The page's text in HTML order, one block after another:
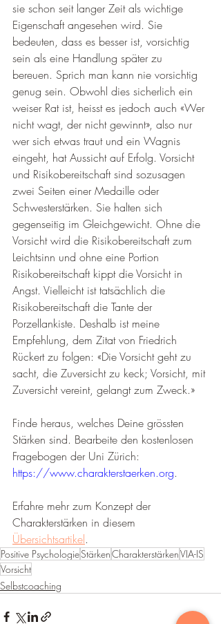
sie schon seit langer Zeit als wichtige
Eigenschaft angesehen wird. Sie
bedeuten, dass es besser ist, vorsichtig
sein als eine Handlung später zu
bereuen. Sprich man kann nie vorsichtig
genug sein. Obwohl dies sicherlich ein
weiser Rat ist, heisst es jedoch auch «Wer
nicht wagt, der nicht gewinnt», also nur
wer sich etwas traut und ein Wagnis
eingeht, hat Aussicht auf Erfolg. Vorsicht
und Risikobereitschaft sind sozusagen
zwei Seiten einer Medaille oder
Schwesterstärken. Sie halten sich
gegenseitig im Gleichgewicht. Ohne die
Vorsicht wird die Risikobereitschaft zum
Leichtsinn und ohne eine Portion
Risikobereitschaft kippt die Vorsicht in
Angst. Vielleicht ist tatsächlich die
Risikobereitschaft die Tante der
Porzellankiste. Deshalb ist meine
Empfehlung, dem Zitat von Friedrich
Rückert zu folgen: «Die Vorsicht geht zu
sacht, die Zuversicht zu keck; Vorsicht, mit
Zuversicht vereint, gelangt zum Zweck.»
Finde heraus, welches Deine grössten
Stärken sind. Bearbeite den kostenlosen
Fragebogen der Uni Zürich:
https://www.charakterstaerken.org.
Erfahre mehr zum Konzept der
Charakterstärken in diesem
Übersichtsartikel.
Positive PsychologieStärkenCharakterstärkenVIA-IS
Vorsicht
Selbstcoaching